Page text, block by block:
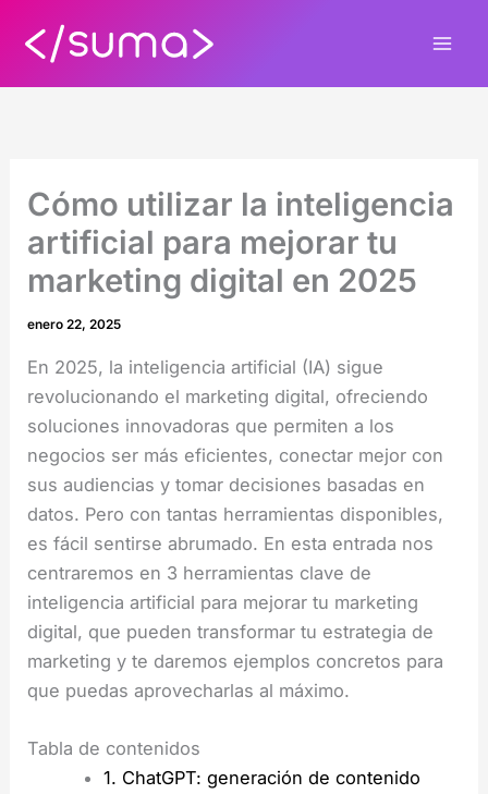
Cómo utilizar la inteligencia
artificial para mejorar tu
marketing digital en 2025
enero 22, 2025
En 2025, la inteligencia artificial (IA) sigue
revolucionando el marketing digital, ofreciendo
soluciones innovadoras que permiten a los
negocios ser más eficientes, conectar mejor con
sus audiencias y tomar decisiones basadas en
datos. Pero con tantas herramientas disponibles,
es fácil sentirse abrumado. En esta entrada nos
centraremos en 3 herramientas clave de
inteligencia artificial para mejorar tu marketing
digital, que pueden transformar tu estrategia de
marketing y te daremos ejemplos concretos para
que puedas aprovecharlas al máximo.
Tabla de contenidos
1. ChatGPT: generación de contenido